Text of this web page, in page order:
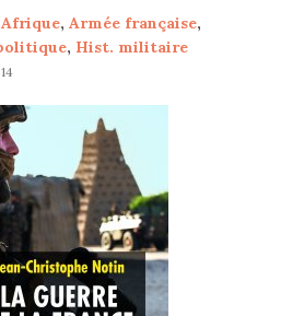
Afrique, Armée française,
, Hist. militaire